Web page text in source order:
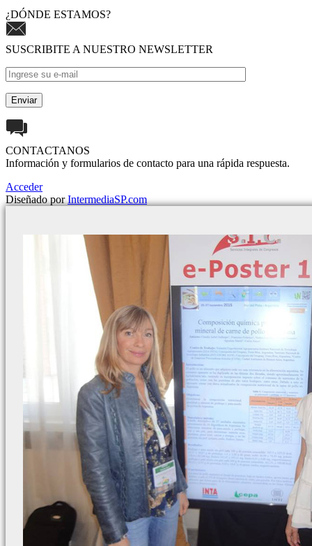
¿DÓNDE ESTAMOS?
SUSCRIBITE A NUESTRO NEWSLETTER
CONTACTANOS
Información y formularios de contacto para una rápida respuesta.
Acceder
Diseñado porIntermediaSP.com